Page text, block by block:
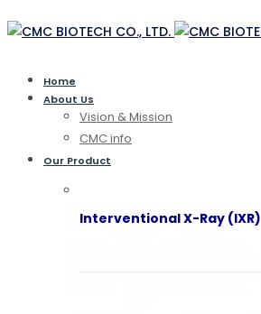
Home
About Us
Vision & Mission
CMC info
Our Product
Interventional X-Ray (IXR)